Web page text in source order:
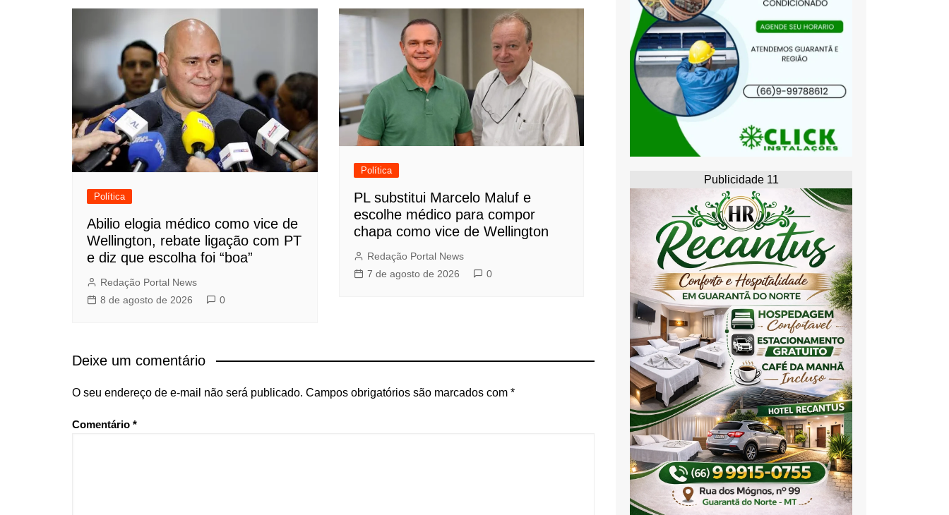
Política
Abilio elogia médico como vice de
Wellington, rebate ligação com PT
e diz que escolha foi “boa”
Redação Portal News
8 de agosto de 2026
0
Política
PL substitui Marcelo Maluf e
escolhe médico para compor
chapa como vice de Wellington
Redação Portal News
7 de agosto de 2026
0
Deixe um comentário
O seu endereço de e-mail não será publicado. Campos obrigatórios são marcados com *
Comentário *
Publicidade 11